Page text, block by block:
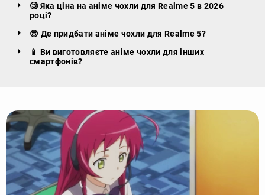
🧐 Яка ціна на аніме чохли для Realme 5 в 2026
році?
😎 Де придбати аніме чохли для Realme 5?
📱 Ви виготовляєте аніме чохли для інших
смартфонів?